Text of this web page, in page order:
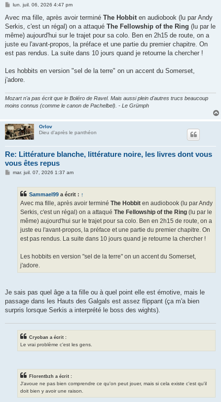
M
s
a
g
lun. juil. 06, 2026 4:47 pm
Avec ma fille, après avoir terminé The Hobbit en audiobook (lu par Andy
Serkis, c'est un régal) on a attaqué The Fellowship of the Ring (lu par le
même) aujourd'hui sur le trajet pour sa colo. Ben en 2h15 de route, on a
juste eu l'avant-propos, la préface et une partie du premier chapitre. On
est pas rendus. La suite dans 10 jours quand je retourne la chercher !
Les hobbits en version "sel de la terre" on un accent du Somerset,
j'adore.
Mozart n'a pas écrit que le Boléro de Ravel. Mais aussi plein d'autres trucs beaucoup
moins connus (comme le canon de Pachelbel). - Le Grümph
Orlov
Dieu d'après le panthéon
Re: Littérature blanche, littérature noire, les livres dont vous
vous êtes repus
Mmar. juil. 07, 2026 1:37 am
Sammael99 a écrit : ↑
Avec ma fille, après avoir terminé The Hobbit en audiobook (lu par Andy
Serkis, c'est un régal) on a attaqué The Fellowship of the Ring (lu par le
même) aujourd'hui sur le trajet pour sa colo. Ben en 2h15 de route, on a
juste eu l'avant-propos, la préface et une partie du premier chapitre. On
est pas rendus. La suite dans 10 jours quand je retourne la chercher !
Les hobbits en version "sel de la terre" on un accent du Somerset,
j'adore.
Je sais pas quel âge a ta fille ou à quel point elle est émotive, mais le
passage dans les Hauts des Galgals est assez flippant (ça m'a bien
surpris lorsque Serkis a interprété le boss des wights).
Cryoban a écrit :
Le vrai problème c'est les gens.
Florentbzh a écrit :
J'avoue ne pas bien comprendre ce qu'on peut jouer, mais si cela existe c'est qu'il
doit bien y avoir une raison.